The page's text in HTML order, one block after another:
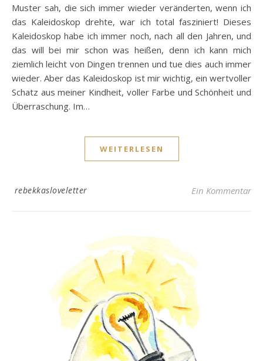
Muster sah, die sich immer wieder veränderten, wenn ich
das Kaleidoskop drehte, war ich total fasziniert! Dieses
Kaleidoskop habe ich immer noch, nach all den Jahren, und
das will bei mir schon was heißen, denn ich kann mich
ziemlich leicht von Dingen trennen und tue dies auch immer
wieder. Aber das Kaleidoskop ist mir wichtig, ein wertvoller
Schatz aus meiner Kindheit, voller Farbe und Schönheit und
Überraschung. Im…
WEITERLESEN
rebekkasloveletter Ein Kommentar